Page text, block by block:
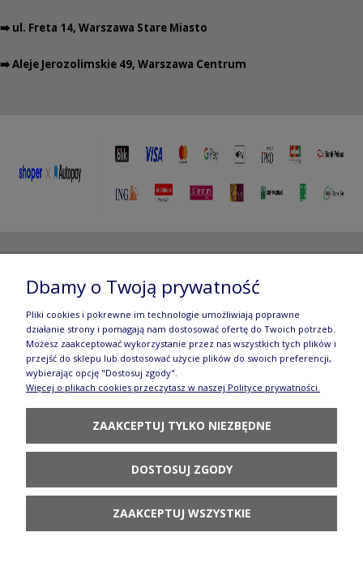
➡️ ul. Freta 14, Warszawa Stare Miasto
➡️ Aleje Jerozolimskie 49, Warszawa Centrum
Jerozolimskie 49, 00-696 Warszawa | e-mail:
manufaktura.com|
Wszelkie prawa zastrzeżone. Fotografie oraz opisy zamieszczone
na stronie stanowią własność autora, kopiowanie, edycja,
rozpowszechnianie bez zgody autora zabronione.
Te treści objęte są prawem autorskim, a korzystanie z nich może
być negatywne w skutkach. Jeżeli chcesz uzyskać zgodę, napisz do
nas.
Dbamy o Twoją prywatność
Pliki cookies i pokrewne im technologie umożliwiają poprawne
działanie strony i pomagają nam dostosować ofertę do Twoich potrzeb.
Możesz zaakceptować wykorzystanie przez nas wszystkich tych plików i
przejść do sklepu lub dostosować użycie plików do swoich preferencji,
wybierając opcję "Dostosuj zgody".
Więcej o plikach cookies przeczytasz w naszej Polityce prywatności.
ZAAKCEPTUJ TYLKO NIEZBĘDNE
DOSTOSUJ ZGODY
ZAAKCEPTUJ WSZYSTKIE